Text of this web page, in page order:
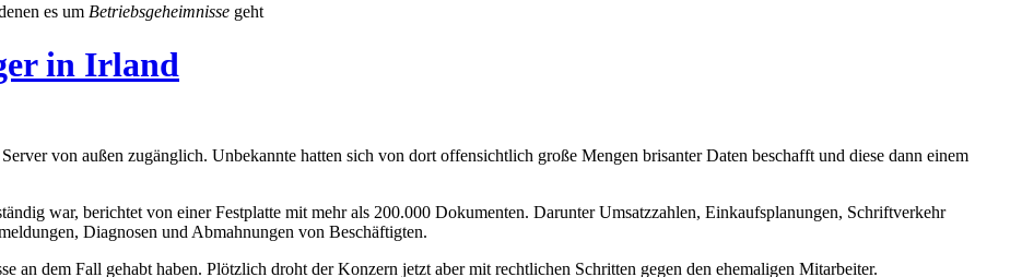
es um Betriebsgeheimnisse geht
in Irland
von außen zugänglich. Unbekannte hatten sich von dort offensichtlich große Mengen brisanter Daten beschafft und diese dann einem
war, berichtet von einer Festplatte mit mehr als 200.000 Dokumenten. Darunter Umsatzzahlen, Einkaufsplanungen, Schriftverkehr
Diagnosen und Abmahnungen von Beschäftigten.
an dem Fall gehabt haben. Plötzlich droht der Konzern jetzt aber mit rechtlichen Schritten gegen den ehemaligen Mitarbeiter.